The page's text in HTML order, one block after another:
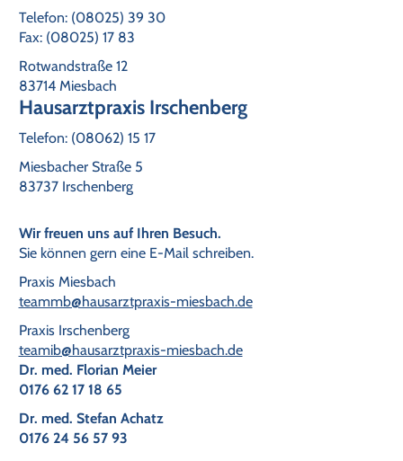
Telefon: (08025) 39 30
Fax: (08025) 17 83
Rotwandstraße 12
83714 Miesbach
Hausarztpraxis Irschenberg
Telefon: (08062) 15 17
Miesbacher Straße 5
83737 Irschenberg
Wir freuen uns auf Ihren Besuch.
Sie können gern eine E-Mail schreiben.
Praxis Miesbach
teammb@hausarztpraxis-miesbach.de
Praxis Irschenberg
teamib@hausarztpraxis-miesbach.de
Dr. med. Florian Meier
0176 62 17 18 65
Dr. med. Stefan Achatz
0176 24 56 57 93